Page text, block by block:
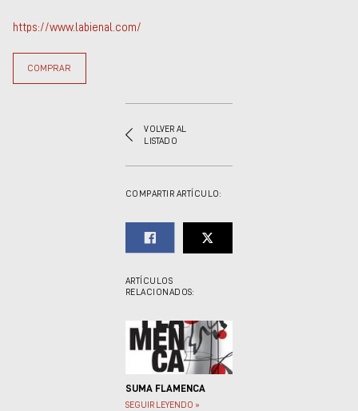
https://www.labienal.com/
COMPRAR
VOLVER AL
LISTADO
COMPARTIR ARTÍCULO:
ARTÍCULOS
RELACIONADOS:
SUMA FLAMENCA
SEGUIR LEYENDO »